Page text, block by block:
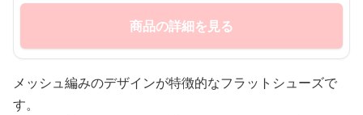
商品の詳細を見る
メッシュ編みのデザインが特徴的なフラットシューズで
す。